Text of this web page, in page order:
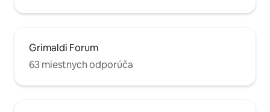
Grimaldi Forum
63 miestnych odporúča